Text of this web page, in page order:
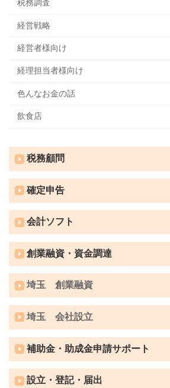
税務調査
経営戦略
経営者様向け
経理担当者様向け
色んなお金の話
飲食店
税務顧問
確定申告
会計ソフト
創業融資・資金調達
埼玉 創業融資
埼玉 会社設立
補助金・助成金申請サポート
設立・登記・届出